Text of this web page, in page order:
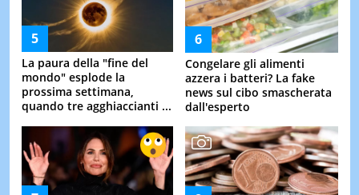
La paura della "fine del
mondo" esplode la
prossima settimana,
quando tre agghiaccianti ...
Congelare gli alimenti
azzera i batteri? La fake
news sul cibo smascherata
dall'esperto